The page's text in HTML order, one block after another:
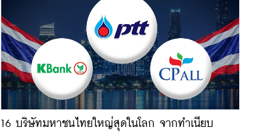
16 บริษัทมหาชนไทยใหญ่สุดในโลก จากทำเนียบ